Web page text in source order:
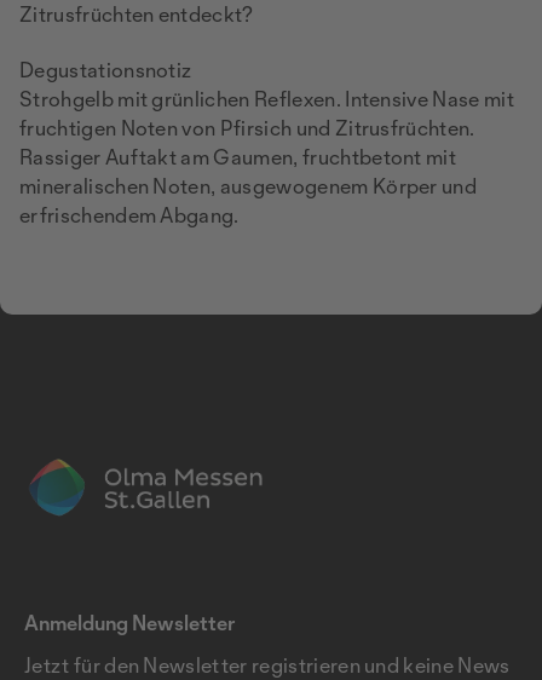
Zitrusfrüchten entdeckt?
Degustationsnotiz
Strohgelb mit grünlichen Reflexen. Intensive Nase mit
fruchtigen Noten von Pfirsich und Zitrusfrüchten.
Rassiger Auftakt am Gaumen, fruchtbetont mit
mineralischen Noten, ausgewogenem Körper und
erfrischendem Abgang.
Anmeldung Newsletter
Jetzt für den Newsletter registrieren und keine News